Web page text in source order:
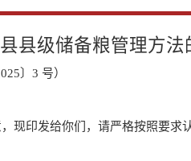
县级储备粮管理方法
〕3 号）
现印发给你们，请严格按照要求